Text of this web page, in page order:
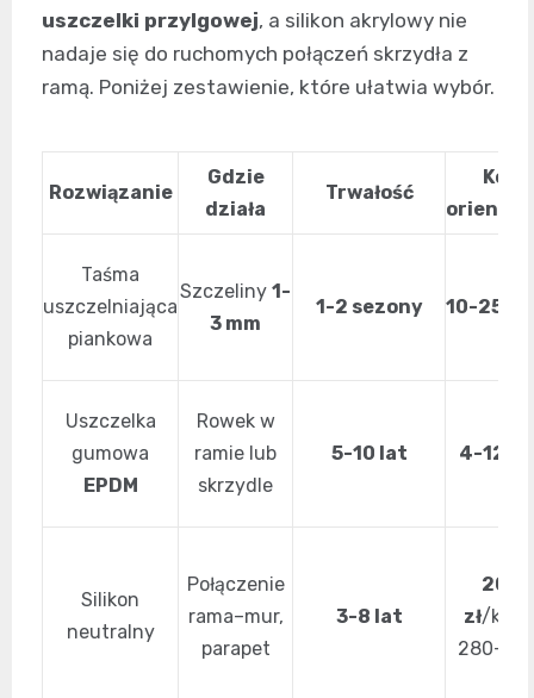
uszczelki przylgowej, a silikon akrylowy nie
nadaje się do ruchomych połączeń skrzydła z
ramą. Poniżej zestawienie, które ułatwia wybór.
Rozwiązanie
Gdzie
działa
Trwałość
Taśma
uszczelniająca
piankowa
Szczeliny 1-
3 mm
1-2 sezony 10-25 zł
Uszczelka
gumowa
EPDM
Rowek w
ramie lub
skrzydle
5-10 lat 4-12 zł
Silikon
neutralny
Połączenie
rama–mur,
parapet
3-8 lat
20-
zł/
280-